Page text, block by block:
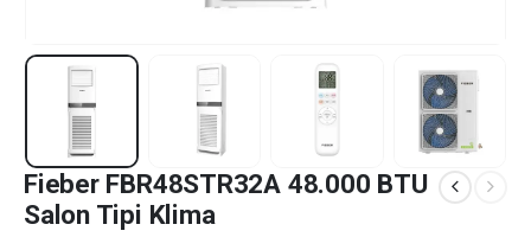
Fieber FBR48STR32A 48.000 BTU
Salon Tipi Klima